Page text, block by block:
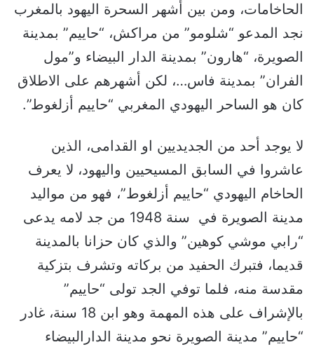
الحاخامات، ومن بين أشهر السحرة اليهود بالمغرب
نجد المدعو “شلومو” من مراكش، “حاييم” بمدينة
الصويرة، “هارون” بمدينة الدار البيضاء و”مول
الفران” بمدينة فاس…، لكن أشهرهم على الاطلاق
كان هو الساحر اليهودي المغربي “حاييم أزلغوط”.
لا يوجد أحد من الجديديين او القدامى، الذين
عاشروا في السابق المسيحيين واليهود، لا يعرف
الحاخام اليهودي “حاييم أزلغوط”، فهو من مواليد
مدينة الصويرة في سنة 1948 من جد لامه يدعى
“رابي موشي كوهين” والذي كان حزانا بالمدينة
قديما، فتبرك الحفيد من بركاته وتشرف بتزكية
مقدسة منه، فلما توفي الجد تولى “حاييم”
بالإشراف على هذه المهمة وهو ابن 18 سنة، غادر
“حاييم” مدينة الصويرة نحو مدينة الدارالبيضاء